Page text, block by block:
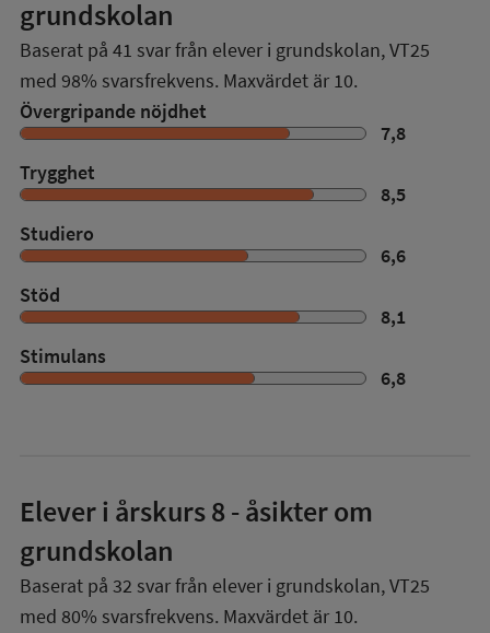
grundskolan
Baserat på 41 svar från elever i grundskolan,VT25
med 98% svarsfrekvens. Maxvärdet är 10.
Övergripande nöjdhet
7,8
Trygghet
8,5
Studiero
6,6
Stöd
8,1
Stimulans
6,8
Elever i årskurs 8- åsikter om
grundskolan
Baserat på 32 svar från elever i grundskolan,VT25
med 80% svarsfrekvens. Maxvärdet är 10.